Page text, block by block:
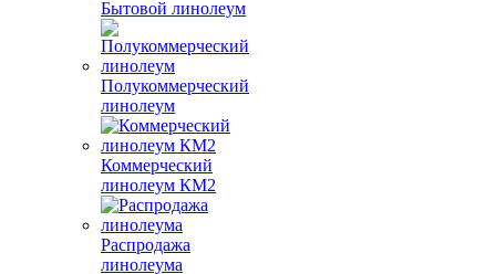
Бытовой линолеум
Полукоммерческий
линолеум
Коммерческий
линолеум КМ2
Распродажа
линолеума